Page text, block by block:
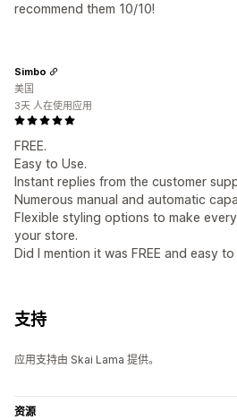
recommend them 10/10!
FREE.
Easy to Use.
Instant replies from the customer
Numerous manual and automatic
Flexible styling options to make
your store.
Did I mention it was FREE and easy to
Simbo
美国
3天 人在使用应用
支持
应用支持由 Skai Lama 提供。
资源